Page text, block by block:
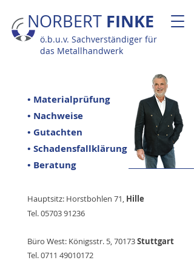
NORBERT FINKE
ö.b.u.v. Sachverständiger für
das Metallhandwerk
• Materialprüfung
• Nachweise
• Gutachten
• Schadensfallklärung
• Beratung
Hauptsitz: Horstbohlen 71, Hille
Tel.05703 91236
Büro West: Königsstr. 5, 70173Stuttgart
Tel.0711 49010172